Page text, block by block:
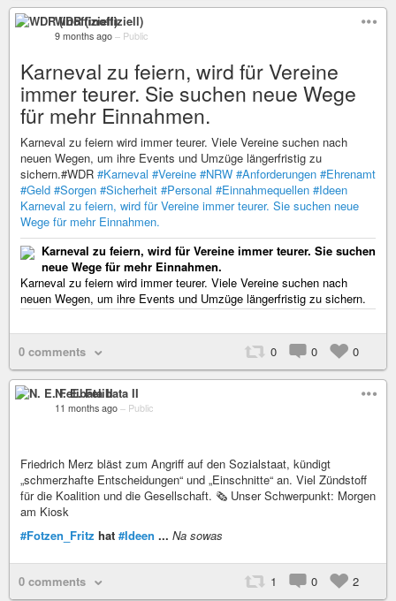
WDR (inoffiziell)
9 months ago – Public
Karneval zu feiern, wird für Vereine
immer teurer. Sie suchen neue Wege
für mehr Einnahmen.
Karneval zu feiern wird immer teurer. Viele Vereine suchen nach
neuen Wegen, um ihre Events und Umzüge längerfristig zu
sichern.#WDR #Karneval #Vereine #NRW #Anforderungen #Ehrenamt
#Geld #Sorgen #Sicherheit #Personal #Einnahmequellen #Ideen
Karneval zu feiern, wird für Vereine immer teurer. Sie suchen neue
Wege für mehr Einnahmen.
Karneval zu feiern, wird für Vereine immer teurer. Sie suchen
neue Wege für mehr Einnahmen.
Karneval zu feiern wird immer teurer. Viele Vereine suchen nach
neuen Wegen, um ihre Events und Umzüge längerfristig zu sichern.
0 comments 0 0 0
N. E. Felibata II
11 months ago – Public
Friedrich Merz bläst zum Angriff auf den Sozialstaat, kündigt
„schmerzhafte Entscheidungen“ und „Einschnitte“ an. Viel Zündstoff
für die Koalition und die Gesellschaft. 🗞️ Unser Schwerpunkt: Morgen
am Kiosk
#Fotzen_Fritz hat #Ideen ... Na sowas
0 comments 1 0 2